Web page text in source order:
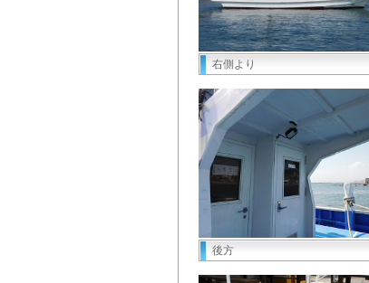
右側より
後方